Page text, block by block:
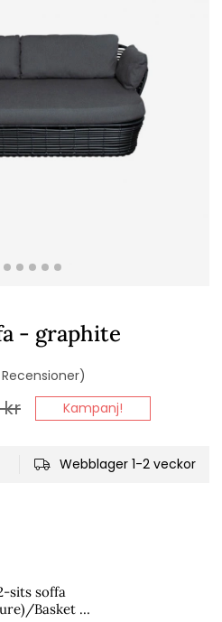
- graphite
kr Kampanj!
Webblager 1-2 veckor
sits soffa
Basket -